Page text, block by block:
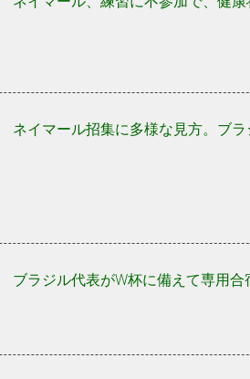
ネイマール招集に多様な見方。ブ
ブラジル代表がW杯に備えて専用